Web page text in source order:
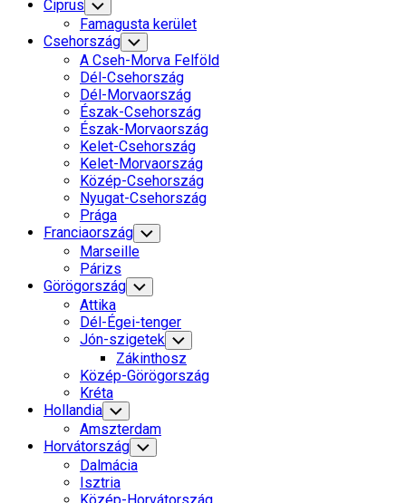
Ciprus Toggle
Child
Menu
Famagusta kerület
Csehország Toggle
Child
Menu
A Cseh-Morva Felföld
Dél-Csehország
Dél-Morvaország
Észak-Csehország
Észak-Morvaország
Kelet-Csehország
Kelet-Morvaország
Közép-Csehország
Nyugat-Csehország
Prága
Franciaország Toggle
Child
Marseille
Párizs
Görögország Toggle
Child
Menu
Attika
Dél-Égei-tenger
Jón-szigetek Toggle
Child
Menu
Zákinthosz
Közép-Görögország
Kréta
Hollandia Toggle
Child
Menu
Amszterdam
Horvátország Toggle
Child
Menu
Dalmácia
Isztria